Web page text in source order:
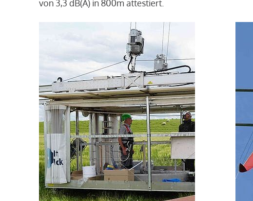
von 3,3 dB(A) in 800m attestiert.